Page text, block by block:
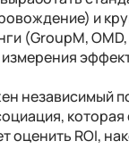
и
(GroupM,
независимый
оценить ROI,